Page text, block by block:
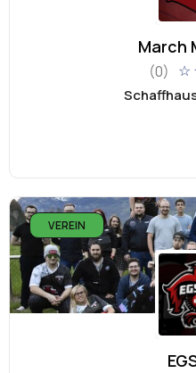
March
(0) ☆
VEREIN